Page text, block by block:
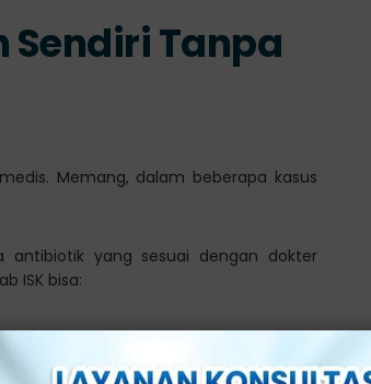
Sendiri Tanpa
Memang, dalam beberapa kasus
antibiotik yang sesuai dengan dokter
ISK bisa: